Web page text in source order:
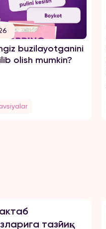
buzilayotganini
olish mumkin?
тазйиқ